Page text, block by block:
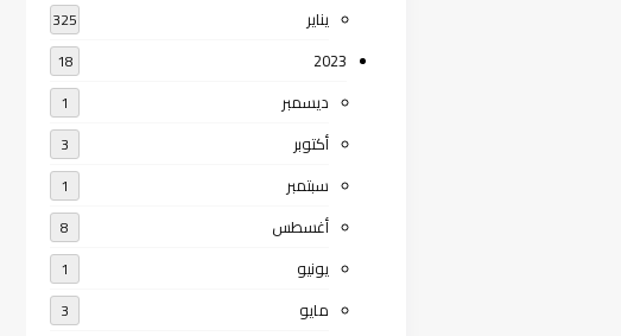
يناير 325
2023
18
ديسمبر 1
أكتوبر 3
سبتمبر 1
أغسطس 8
يونيو 1
مايو 3